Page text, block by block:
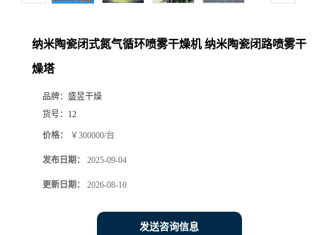
纳米陶瓷闭式氮气循环喷雾干燥机 纳米陶瓷闭路喷雾干
燥塔
品牌： 盛昱干燥
货号： 12
价格： ￥300000/台
发布日期： 2025-09-04
更新日期： 2026-08-10
发送咨询信息